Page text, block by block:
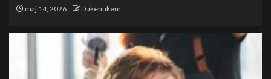
maj 14, 2026 Dukenukem